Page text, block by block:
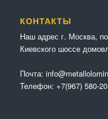
КОНТАКТЫ
Наш адрес г. Москва,
Киевского шоссе
Почта:
Телефон: +7(967) 580-